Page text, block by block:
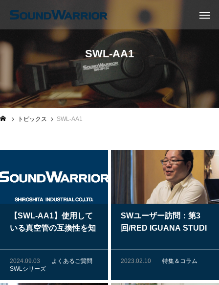
SWL-AA1
トピックス SWL-AA1
【SWL-AA1】使用して
いる真空管の互換性を知
2024.09.03
よくあるご質問
SWLシリーズ
SWユーザー訪問：第3
回/RED IGUANA STUDI
2023.02.10 特集＆コラム